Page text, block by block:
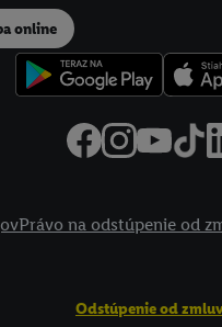
online
Právo na odstúpenie od
Odstúpenie od